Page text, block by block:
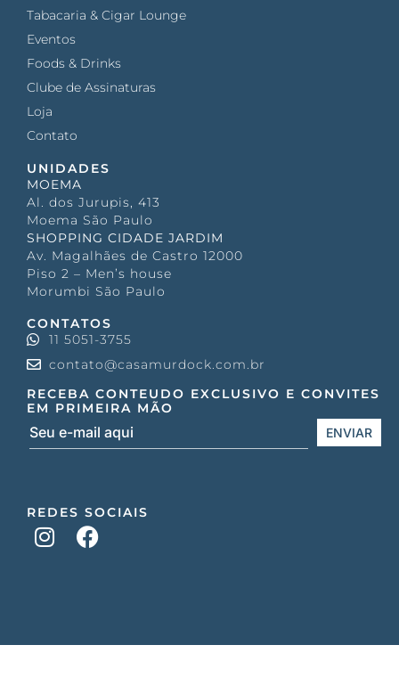
Tabacaria & Cigar Lounge
Eventos
Foods & Drinks
Clube de Assinaturas
Loja
Contato
UNIDADES
MOEMA
Al. dos Jurupis, 413
Moema São Paulo
SHOPPING CIDADE JARDIM
Av. Magalhães de Castro 12000
Piso 2 – Men’s house
Morumbi São Paulo
CONTATOS
11 5051-3755
contato@casamurdock.com.br
RECEBA CONTEUDO EXCLUSIVO E CONVITES
EM PRIMEIRA MÃO
REDES SOCIAIS